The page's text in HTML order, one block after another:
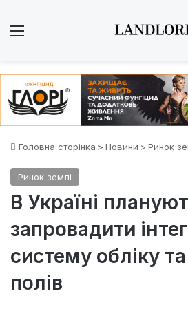
Головна сторінка > Новини > Ринок
Ринок землі
В Україні
запровадити
систему обліку
полів